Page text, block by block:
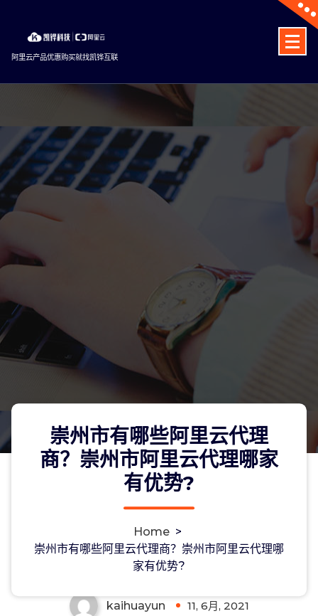
content
阿里云产品优惠购买就找凯铧互联
崇州市有哪些阿里云代理
商？崇州市阿里云代理哪家
有优势?
Home >
崇州市有哪些阿里云代理商？崇州市阿里云代理哪
家有优势?
里云代理哪家有优势?
kaihuayun 11, 6月, 2021